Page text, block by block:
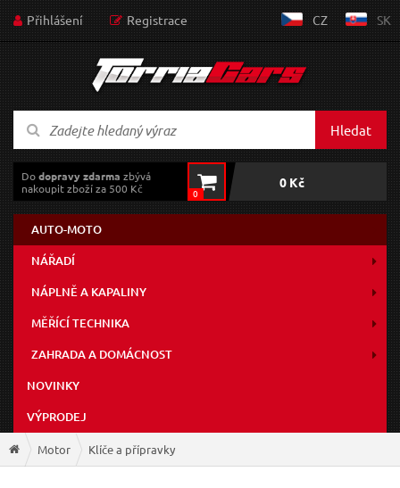
Přihlášení Registrace CZ SK
Hledat
Dodopravy zdarma zbývá
nakoupit zboží za 500 Kč
0
0 Kč
AUTO-MOTO
NÁŘADÍ
NÁPLNĚ A KAPALINY
MĚŘÍCÍ TECHNIKA
ZAHRADA A DOMÁCNOST
NOVINKY
VÝPRODEJ
Motor Klíče a přípravky